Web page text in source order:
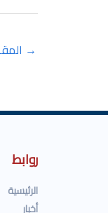
→
روابط
الرئيسية
أخبار